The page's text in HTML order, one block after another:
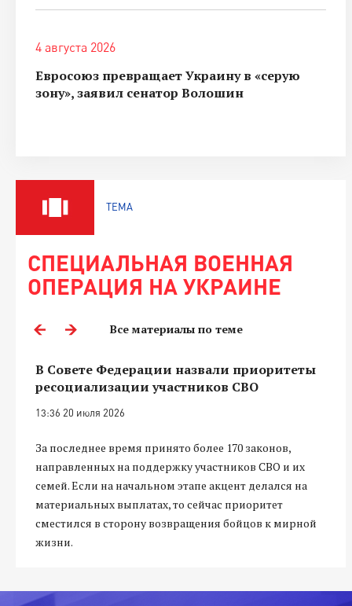
4 августа 2026
Евросоюз превращает Украину в «серую
зону», заявил сенатор Волошин
ТЕМА
СПЕЦИАЛЬНАЯ ВОЕННАЯ
ОПЕРАЦИЯ НА УКРАИНЕ
Все материалы по теме
В Совете Федерации назвали приоритеты
ресоциализации участников СВО
13:36 20 июля 2026
За последнее время принято более 170 законов,
направленных на поддержку участников СВО и их
семей. Если на начальном этапе акцент делался на
материальных выплатах, то сейчас приоритет
сместился в сторону возвращения бойцов к мирной
жизни.